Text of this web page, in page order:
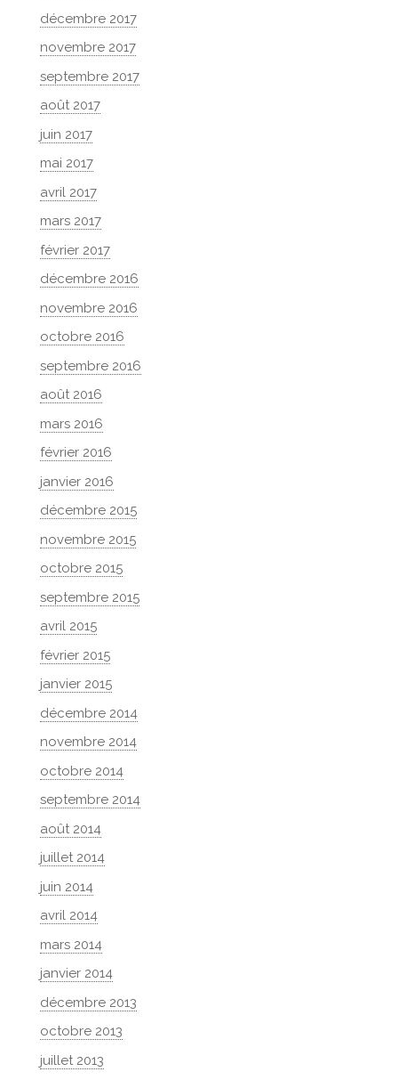
décembre 2017
novembre 2017
septembre 2017
août 2017
juin 2017
mai 2017
avril 2017
mars 2017
février 2017
décembre 2016
novembre 2016
octobre 2016
septembre 2016
août 2016
mars 2016
février 2016
janvier 2016
décembre 2015
novembre 2015
octobre 2015
septembre 2015
avril 2015
février 2015
janvier 2015
décembre 2014
novembre 2014
octobre 2014
septembre 2014
août 2014
juillet 2014
juin 2014
avril 2014
mars 2014
janvier 2014
décembre 2013
octobre 2013
juillet 2013